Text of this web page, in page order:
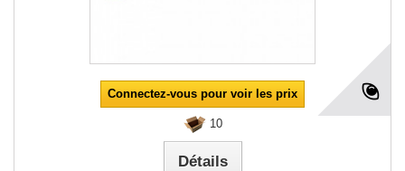
Connectez-vous pour voir les prix
10
Détails